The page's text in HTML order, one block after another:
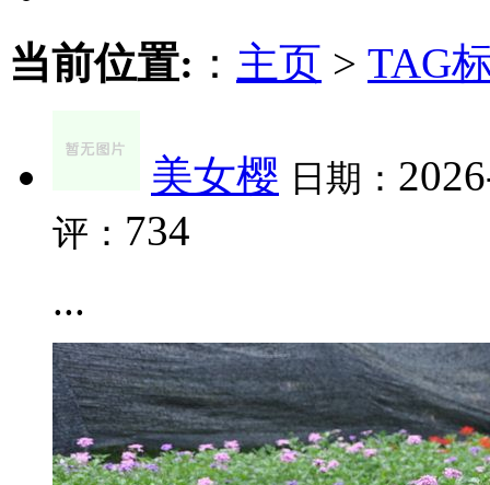
当前位置: ： 主页 > TAG
美女樱 日期：
评： 734
...